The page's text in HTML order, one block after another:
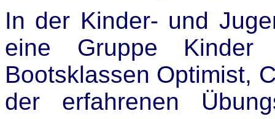
In der Kinder- und
eine Gruppe
Bootsklassen Optimist,
der erfahrenen